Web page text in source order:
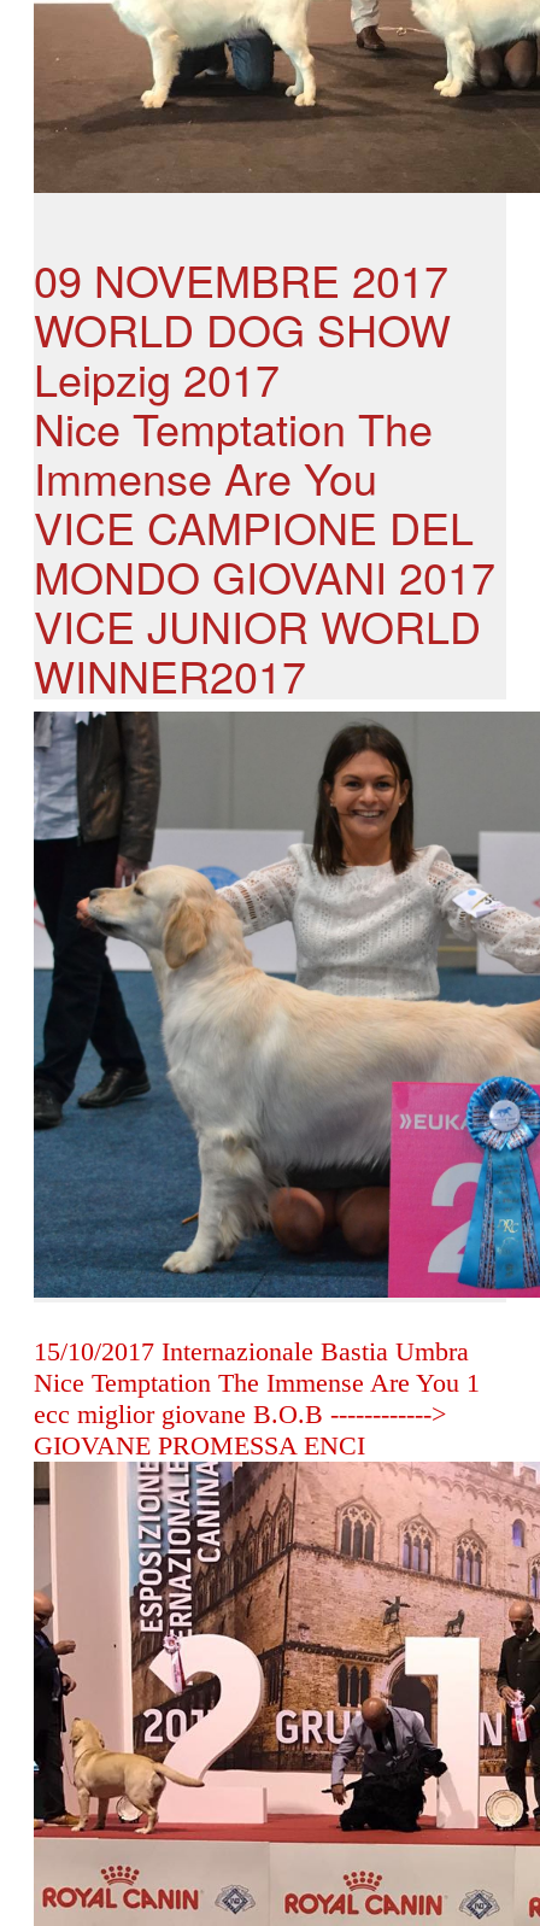
09 NOVEMBRE 2017
WORLD DOG SHOW
Leipzig 2017
Nice Temptation The
Immense Are You
VICE CAMPIONE DEL
MONDO GIOVANI 2017
VICE JUNIOR WORLD
WINNER2017
15/10/2017 Internazionale Bastia Umbra
Nice Temptation The Immense Are You 1
ecc miglior giovane B.O.B ------------>
GIOVANE PROMESSA ENCI